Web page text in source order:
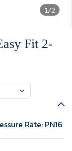
1/2
Fit 2-
Rate: PN16